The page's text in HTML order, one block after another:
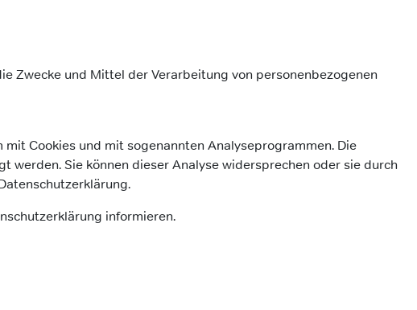
Zwecke und Mittel der Verarbeitung von personenbezogenen
Cookies und mit sogenannten Analyseprogrammen. Die
werden. Sie können dieser Analyse widersprechen oder sie durch
informieren.